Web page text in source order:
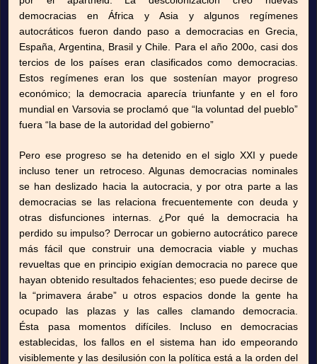
democracias en África y Asia y algunos regímenes
autocráticos fueron dando paso a democracias en Grecia,
España, Argentina, Brasil y Chile. Para el año 200o, casi dos
tercios de los países eran clasificados como democracias.
Estos regímenes eran los que sostenían mayor progreso
económico; la democracia aparecía triunfante y en el foro
mundial en Varsovia se proclamó que “la voluntad del pueblo”
fuera “la base de la autoridad del gobierno”
Pero ese progreso se ha detenido en el siglo XXI y puede
incluso tener un retroceso. Algunas democracias nominales
se han deslizado hacia la autocracia, y por otra parte a las
democracias se las relaciona frecuentemente con deuda y
otras disfunciones internas. ¿Por qué la democracia ha
perdido su impulso? Derrocar un gobierno autocrático parece
más fácil que construir una democracia viable y muchas
revueltas que en principio exigían democracia no parece que
hayan obtenido resultados fehacientes; eso puede decirse de
la “primavera árabe” u otros espacios donde la gente ha
ocupado las plazas y las calles clamando democracia.
Ésta pasa momentos difíciles. Incluso en democracias
establecidas, los fallos en el sistema han ido empeorando
visiblemente y las desilusión con la política está a la orden del